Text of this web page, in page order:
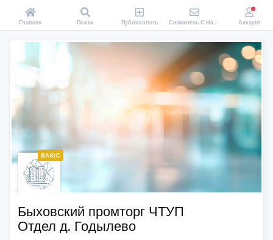
BASIC
Быховский промторг ЧТУП
Отдел д. Годылево
Главная Поиск Публиковать Свяжитесь С Нами Аккаунт